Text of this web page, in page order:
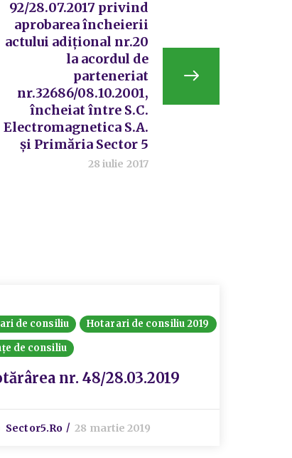
92/28.07.2017 privind
aprobarea încheierii
actului adițional nr.20
la acordul de
parteneriat
nr.32686/08.10.2001,
încheiat între S.C.
Electromagnetica S.A.
și Primăria Sector 5
28 iulie 2017
de consiliu
Hotarari de consiliu 2019
de consiliu
nr. 48/28.03.2019
Sector5.ro 28 martie 2019